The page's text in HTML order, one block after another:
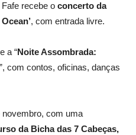
recebe o concerto da
, com entrada livre.
a “Noite Assombrada:
”, com contos, oficinas, danças
novembro, com uma
da Bichadas 7 Cabeças,